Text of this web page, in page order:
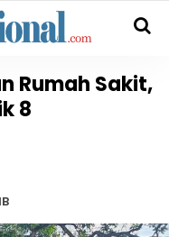
Rumah Sakit,
8